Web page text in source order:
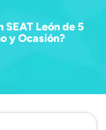
SEAT León de 5
y Ocasión?